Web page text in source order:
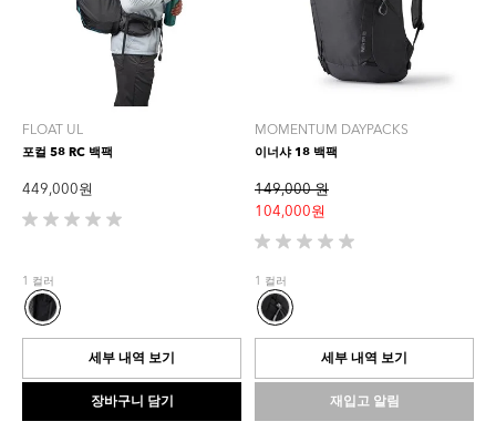
FLOAT UL
포컬 58 RC 백팩
449,000 원
별
개
중
0.0
개
니
1 컬러
세부 내역 보기
장바구니 담기
MOMENTUM DAYPACKS
이너샤 18 백팩
149,000 원
104,000 원
별
5
개
중
0.0
입
다.
1 컬러
세부 내역 보기
재입고 알림